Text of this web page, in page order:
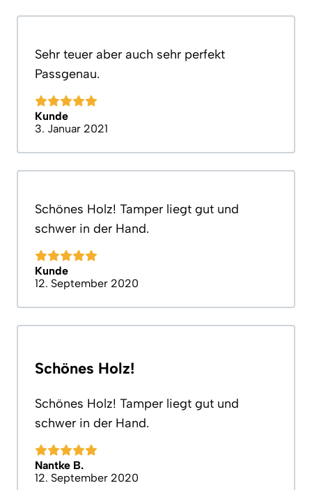
Sehr teuer aber auch sehr perfekt
Passgenau.
Kunde
3. Januar 2021
Schönes Holz! Tamper liegt gut und
schwer in der Hand.
Kunde
12. September 2020
Schönes Holz!
Schönes Holz! Tamper liegt gut und
schwer in der Hand.
Nantke B.
12. September 2020